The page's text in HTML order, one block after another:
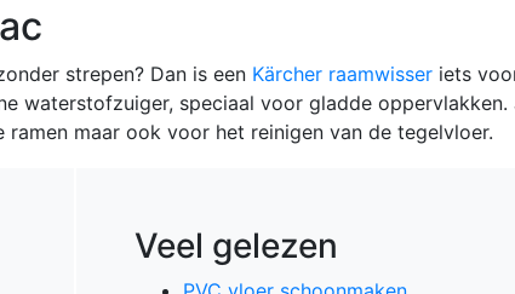
strepen? Dan is een Kärcher raamwisser iets
waterstofzuiger, speciaal voor gladde oppervlakken.
maar ook voor het reinigen van de tegelvloer.
Veel gelezen